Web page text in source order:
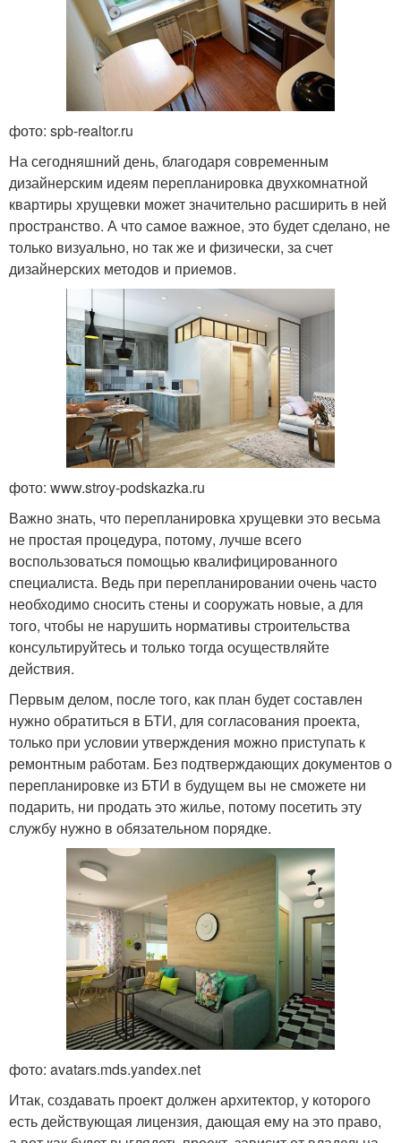
фото: spb-realtor.ru
На сегодняшний день, благодаря современным
дизайнерским идеям перепланировка двухкомнатной
квартиры хрущевки может значительно расширить в ней
пространство. А что самое важное, это будет сделано, не
только визуально, но так же и физически, за счет
дизайнерских методов и приемов.
фото: www.stroy-podskazka.ru
Важно знать, что перепланировка хрущевки это весьма
не простая процедура, потому, лучше всего
воспользоваться помощью квалифицированного
специалиста. Ведь при перепланировании очень часто
необходимо сносить стены и сооружать новые, а для
того, чтобы не нарушить нормативы строительства
консультируйтесь и только тогда осуществляйте
действия.
Первым делом, после того, как план будет составлен
нужно обратиться в БТИ, для согласования проекта,
только при условии утверждения можно приступать к
ремонтным работам. Без подтверждающих документов о
перепланировке из БТИ в будущем вы не сможете ни
подарить, ни продать это жилье, потому посетить эту
службу нужно в обязательном порядке.
фото: avatars.mds.yandex.net
Итак, создавать проект должен архитектор, у которого
есть действующая лицензия, дающая ему на это право,